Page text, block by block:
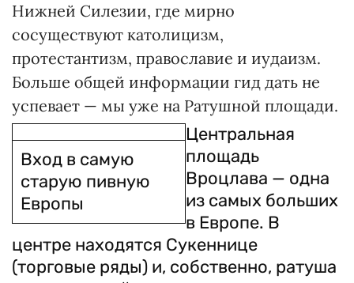
Нижней Силезии, где мирно
сосуществуют католицизм,
протестантизм, православие и иудаизм.
Больше общей информации гид дать не
успевает — мы уже на Ратушной площади.
Вход в самую
старую пивную
Европы
Центральная
площадь
Вроцлава — одна
из самых больших
в Европе. В
центре находятся Сукеннице
(торговые ряды) и, собственно, ратуша